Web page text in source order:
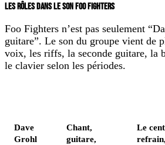
LES RÔLES DANS LE SON FOO FIGHTERS
Foo Fighters n’est pas seulement
guitare”. Le son du groupe vient de
voix, les riffs, la seconde guitare, la
le clavier selon les périodes.
Dave
Grohl
Chant,
guitare,
Le